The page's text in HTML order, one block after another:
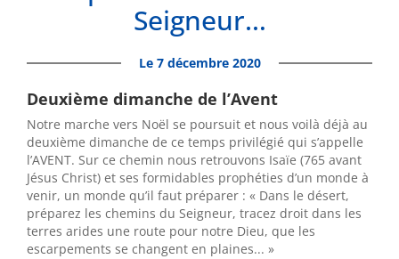
Seigneur…
Le 7 décembre 2020
Deuxième dimanche de l’Avent
Notre marche vers Noël se poursuit et nous voilà déjà au
deuxième dimanche de ce temps privilégié qui s’appelle
l’AVENT. Sur ce chemin nous retrouvons Isaïe (765 avant
Jésus Christ) et ses formidables prophéties d’un monde à
venir, un monde qu’il faut préparer : « Dans le désert,
préparez les chemins du Seigneur, tracez droit dans les
terres arides une route pour notre Dieu, que les
escarpements se changent en plaines... »